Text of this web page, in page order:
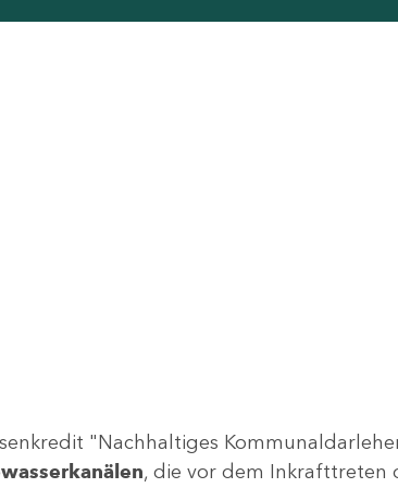
"Nachhaltiges
, die vor dem Inkrafttreten